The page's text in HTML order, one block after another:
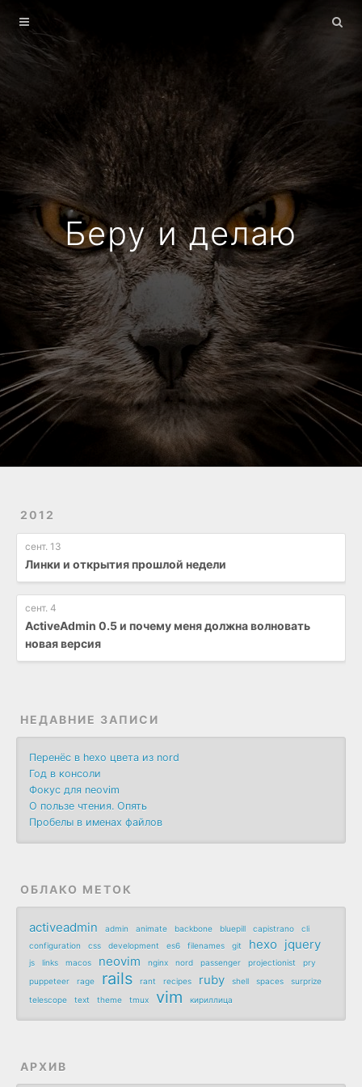
Беру и делаю
2012
сент. 13
Линки и открытия прошлой недели
сент. 4
ActiveAdmin 0.5 и почему меня должна волновать
новая версия
НЕДАВНИЕ ЗАПИСИ
Перенёс в hexo цвета из nord
Год в консоли
Фокус для neovim
О пользе чтения. Опять
Пробелы в именах файлов
ОБЛАКО МЕТОК
activeadmin admin animate backbone bluepill capistrano
cli
configuration
css development es6 filenames git hexo jquery
js links macos neovim nginx nord passenger projectionist
pry
puppeteer
rage rails rant recipes ruby shell spaces
surprize
telescope
text theme tmux vim кириллица
АРХИВ
Главная
Архив